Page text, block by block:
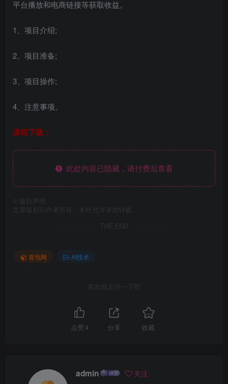
平台播放和电商链接等获取收益。
1、项目介绍;
2、项目准备;
3、项目操作;
4、注意事项。
课程下载：
此处内容已隐藏，请付费后查看
版权声明
文章版权归作者所有，未经允许请勿转载。
THE END
冒泡网 AI技术
喜欢就支持一下吧
点赞4 分享 收藏
admin 关注